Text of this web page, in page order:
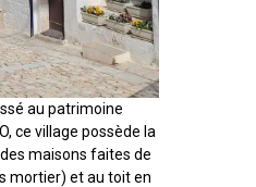
au patrimoine
ce village possède la
maisons faites de
mortier) et au toit en